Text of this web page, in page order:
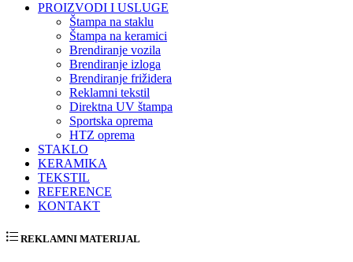
PROIZVODI I USLUGE
Štampa na staklu
Štampa na keramici
Brendiranje vozila
Brendiranje izloga
Brendiranje frižidera
Reklamni tekstil
Direktna UV štampa
Sportska oprema
HTZ oprema
STAKLO
KERAMIKA
TEKSTIL
REFERENCE
KONTAKT
REKLAMNI MATERIJAL